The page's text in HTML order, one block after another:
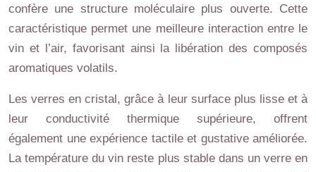
confère une structure moléculaire plus ouverte. Cette
caractéristique permet une meilleure interaction entre le
vin et l’air, favorisant ainsi la libération des composés
aromatiques volatils.
Les verres en cristal, grâce à leur surface plus lisse et à
leur conductivité thermique supérieure, offrent
également une expérience tactile et gustative améliorée.
La température du vin reste plus stable dans un verre en